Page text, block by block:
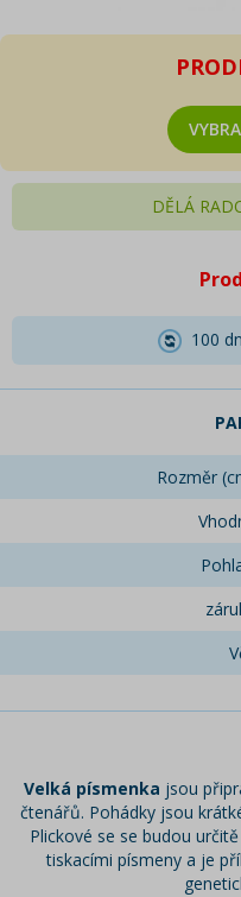
DĚLÁ
100
Rozměr
Velká písmenka jsou
čtenářů. Pohádky jsou
Plickové se se budou
tiskacími písmeny a je